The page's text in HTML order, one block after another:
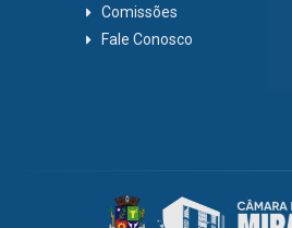
Comissões
Fale Conosco